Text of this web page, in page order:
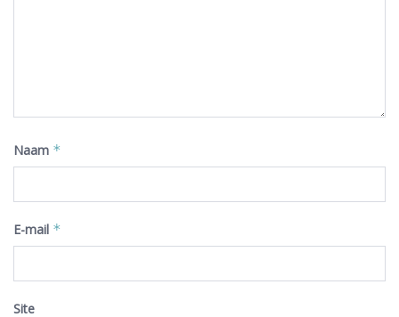
Naam *
E-mail *
Site